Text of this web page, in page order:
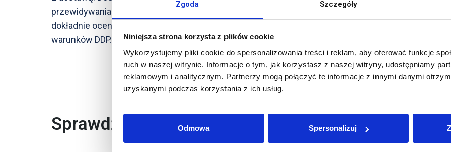
Zgoda Szczegóły
Niniejsza strona korzysta z plików cookie
Wykorzystujemy pliki cookie do spersonalizowania treści i reklam, aby oferować funkcje
ruch w naszej witrynie. Informacje o tym, jak korzystasz z naszej witryny, udostępniamy
reklamowym i analitycznym. Partnerzy mogą połączyć te informacje z innymi danymi
uzyskanymi podczas korzystania z ich usług.
Odmowa Spersonalizuj
przewidywania i zarządzania nieoczekiwanymi wydatkami. Dlatego ważne jest, aby sprzedawca
dokładnie ocenił wszystkie aspekty związane z dostawą przed podjęciem decyzji o zastosowaniu
warunków DDP.
Sprawdź także